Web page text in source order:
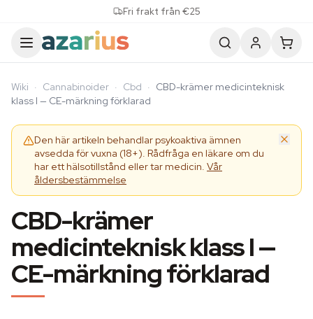
Fri frakt från €25
Wiki · Cannabinoider · Cbd · CBD-krämer medicinteknisk
klass I — CE-märkning förklarad
Den här artikeln behandlar psykoaktiva ämnen
avsedda för vuxna (18+). Rådfråga en läkare om du
har ett hälsotillstånd eller tar medicin. Vår
åldersbestämmelse
CBD-krämer
medicinteknisk klass I —
CE-märkning förklarad